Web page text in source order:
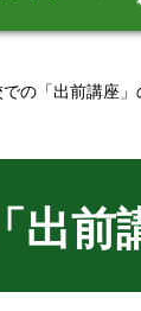
の「出前講座」
出前